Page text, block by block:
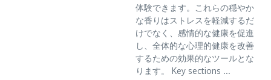
体験できます。これらの穏やか
な香りはストレスを軽減するだ
けでなく、感情的な健康を促進
し、全体的な心理的健康を改善
するための効果的なツールとな
ります。 Key sections ...